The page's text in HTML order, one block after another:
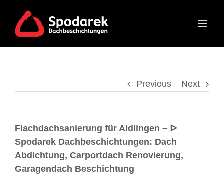
Previous Next
Flachdachsanierung für Aidlingen – ᐅ
Spodarek Dachbeschichtungen: Dach
Abdichtung, Carportdach Renovierung,
Garagendach Beschichtung